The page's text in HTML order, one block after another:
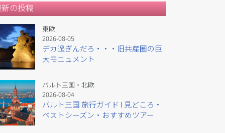
の投稿
東欧
2026-08-05
デカ過ぎんだろ・・・旧共産圏の巨
大モニュメント
バルト三国・北欧
2026-08-04
バルト三国 旅行ガイド l 見どころ・
ベストシーズン・おすすめツアー